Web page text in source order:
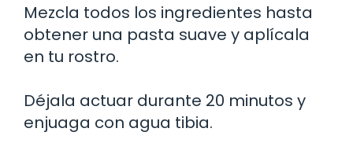
Mezcla todos los ingredientes hasta
obtener una pasta suave y aplícala
en tu rostro.
Déjala actuar durante 20 minutos y
enjuaga con agua tibia.